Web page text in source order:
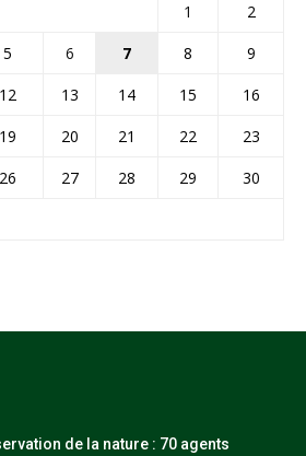
1
2
5 6 7 8
9
12 13 14 15
16
19 20 21 22
23
26 27 28 29
30
de la nature : 70 agents